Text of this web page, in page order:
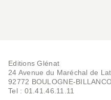
Editions Glénat
24 Avenue du Maréchal de
92772 BOULOGNE-
Tel : 01.41.46.11.11